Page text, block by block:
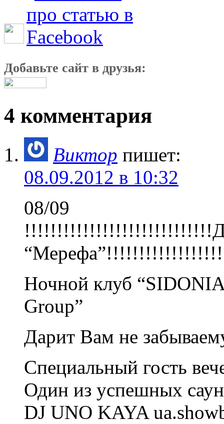
Добавьте сайт в друзья:
4 комментария
Виктор пишет:
08.09.2012 в 10:32
08/09
Ночной клуб
Group”
Дарит Вам не
Специальный гость
Один из успешных
DJ UNO KAYA